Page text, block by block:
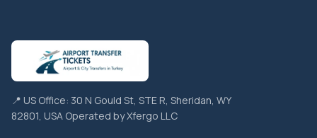
📍 US Office: 30 N Gould St, STE R, Sheridan, WY
82801, USA Operated by Xfergo LLC